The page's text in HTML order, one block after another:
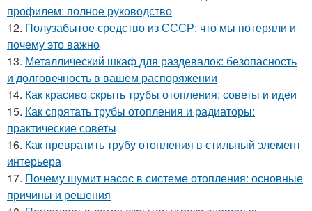
профилем: полное руководство
12. Полузабытое средство из СССР: что мы потеряли и
почему это важно
13. Металлический шкаф для раздевалок: безопасность
и долговечность в вашем распоряжении
14. Как красиво скрыть трубы отопления: советы и идеи
15. Как спрятать трубы отопления и радиаторы:
практические советы
16. Как превратить трубу отопления в стильный элемент
интерьера
17. Почему шумит насос в системе отопления: основные
причины и решения